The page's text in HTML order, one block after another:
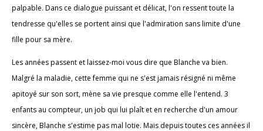
palpable. Dans ce dialogue puissant et délicat, l'on ressent toute la
tendresse qu'elles se portent ainsi que l'admiration sans limite d'une
fille pour sa mère.
Les années passent et laissez-moi vous dire que Blanche va bien.
Malgré la maladie, cette femme qui ne s'est jamais résigné ni même
apitoyé sur son sort, mène sa vie presque comme elle l'entend. 3
enfants au compteur, un job qui lui plaît et en recherche d'un amour
sincère, Blanche s'estime pas mal lotie. Mais depuis toutes ces années il